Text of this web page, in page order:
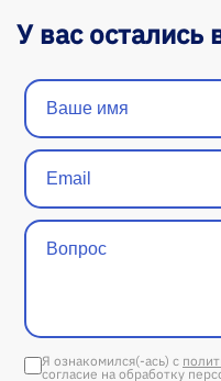
У вас остались
Я ознакомился(-ась) с
согласие на обработку